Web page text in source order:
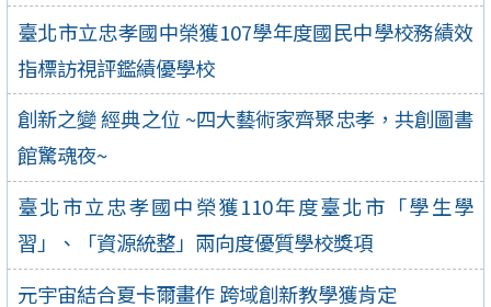
臺北市立忠孝國中榮獲107學年度國民中學校務績效
指標訪視評鑑績優學校
創新之變 經典之位 ~四大藝術家齊聚忠孝，共創圖書
館驚魂夜~
臺北市立忠孝國中榮獲110年度臺北市「學生學
習」、「資源統整」兩向度優質學校獎項
元宇宙結合夏卡爾畫作 跨域創新教學獲肯定